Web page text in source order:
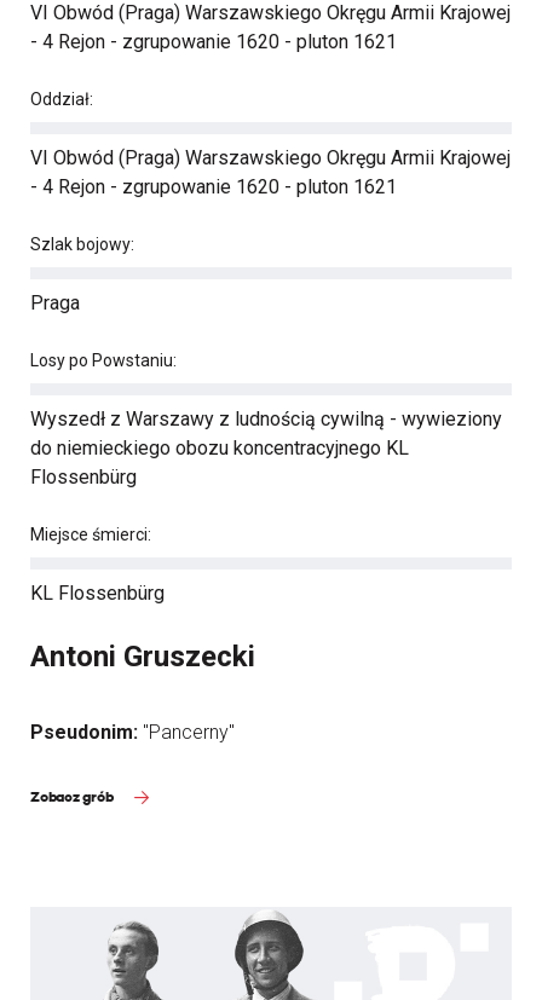
VI Obwód (Praga) Warszawskiego Okręgu Armii Krajowej
- 4 Rejon - zgrupowanie 1620 - pluton 1621
Oddział:
VI Obwód (Praga) Warszawskiego Okręgu Armii Krajowej
- 4 Rejon - zgrupowanie 1620 - pluton 1621
Szlak bojowy:
Praga
Losy po Powstaniu:
Wyszedł z Warszawy z ludnością cywilną - wywieziony
do niemieckiego obozu koncentracyjnego KL
Flossenbürg
Miejsce śmierci:
KL Flossenbürg
Antoni Gruszecki
Pseudonim: "Pancerny"
Zobacz grób